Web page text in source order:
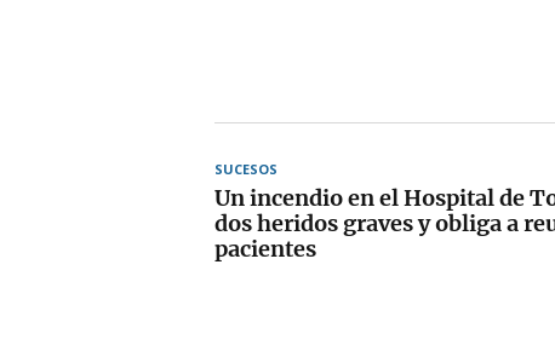
SUCESOS
Un incendio en el Hospital de
dos heridos graves y obliga a
pacientes